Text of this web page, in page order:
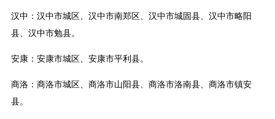
汉中：汉中市城区、汉中市南郑区、汉中市城固县、汉中市略阳
县、汉中市勉县。
安康：安康市城区、安康市平利县。
商洛：商洛市城区、商洛市山阳县、商洛市洛南县、商洛市镇安
县。